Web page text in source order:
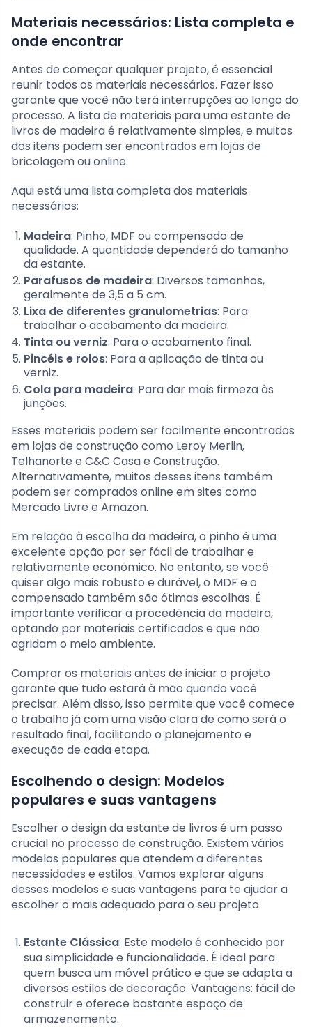
Materiais necessários: Lista completa e
onde encontrar
Antes de começar qualquer projeto, é essencial
reunir todos os materiais necessários. Fazer isso
garante que você não terá interrupções ao longo do
processo. A lista de materiais para uma estante de
livros de madeira é relativamente simples, e muitos
dos itens podem ser encontrados em lojas de
bricolagem ou online.
Aqui está uma lista completa dos materiais
necessários:
Madeira: Pinho, MDF ou compensado de
qualidade. A quantidade dependerá do tamanho
da estante.
Parafusos de madeira: Diversos tamanhos,
geralmente de 3,5 a 5 cm.
Lixa de diferentes granulometrias: Para
trabalhar o acabamento da madeira.
Tinta ou verniz: Para o acabamento final.
Pincéis e rolos: Para a aplicação de tinta ou
verniz.
Cola para madeira: Para dar mais firmeza às
junções.
Esses materiais podem ser facilmente encontrados
em lojas de construção como Leroy Merlin,
Telhanorte e C&C Casa e Construção.
Alternativamente, muitos desses itens também
podem ser comprados online em sites como
Mercado Livre e Amazon.
Em relação à escolha da madeira, o pinho é uma
excelente opção por ser fácil de trabalhar e
relativamente econômico. No entanto, se você
quiser algo mais robusto e durável, o MDF e o
compensado também são ótimas escolhas. É
importante verificar a procedência da madeira,
optando por materiais certificados e que não
agridam o meio ambiente.
Comprar os materiais antes de iniciar o projeto
garante que tudo estará à mão quando você
precisar. Além disso, isso permite que você comece
o trabalho já com uma visão clara de como será o
resultado final, facilitando o planejamento e
execução de cada etapa.
Escolhendo o design: Modelos
populares e suas vantagens
Escolher o design da estante de livros é um passo
crucial no processo de construção. Existem vários
modelos populares que atendem a diferentes
necessidades e estilos. Vamos explorar alguns
desses modelos e suas vantagens para te ajudar a
escolher o mais adequado para o seu projeto.
Estante Clássica: Este modelo é conhecido por
sua simplicidade e funcionalidade. É ideal para
quem busca um móvel prático e que se adapta a
diversos estilos de decoração. Vantagens: fácil de
construir e oferece bastante espaço de
armazenamento.